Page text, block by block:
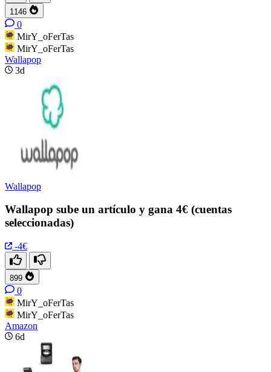
1146
0
MirY_oFerTas
MirY_oFerTas
Wallapop
3d
Wallapop
Wallapop sube un artículo y gana 4€ (cuentas
seleccionadas)
-4€
899
0
MirY_oFerTas
MirY_oFerTas
Amazon
6d